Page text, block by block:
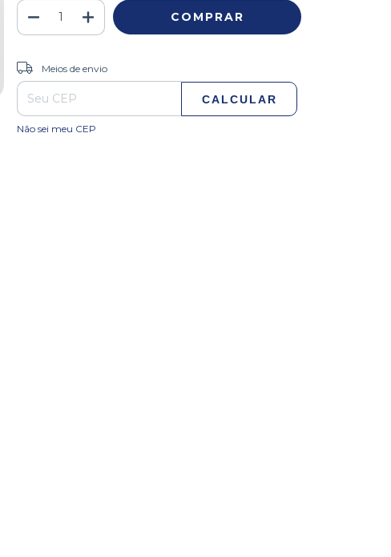
Entregas para o CEP:
Meios de envio
CALCULAR
Não sei meu CEP